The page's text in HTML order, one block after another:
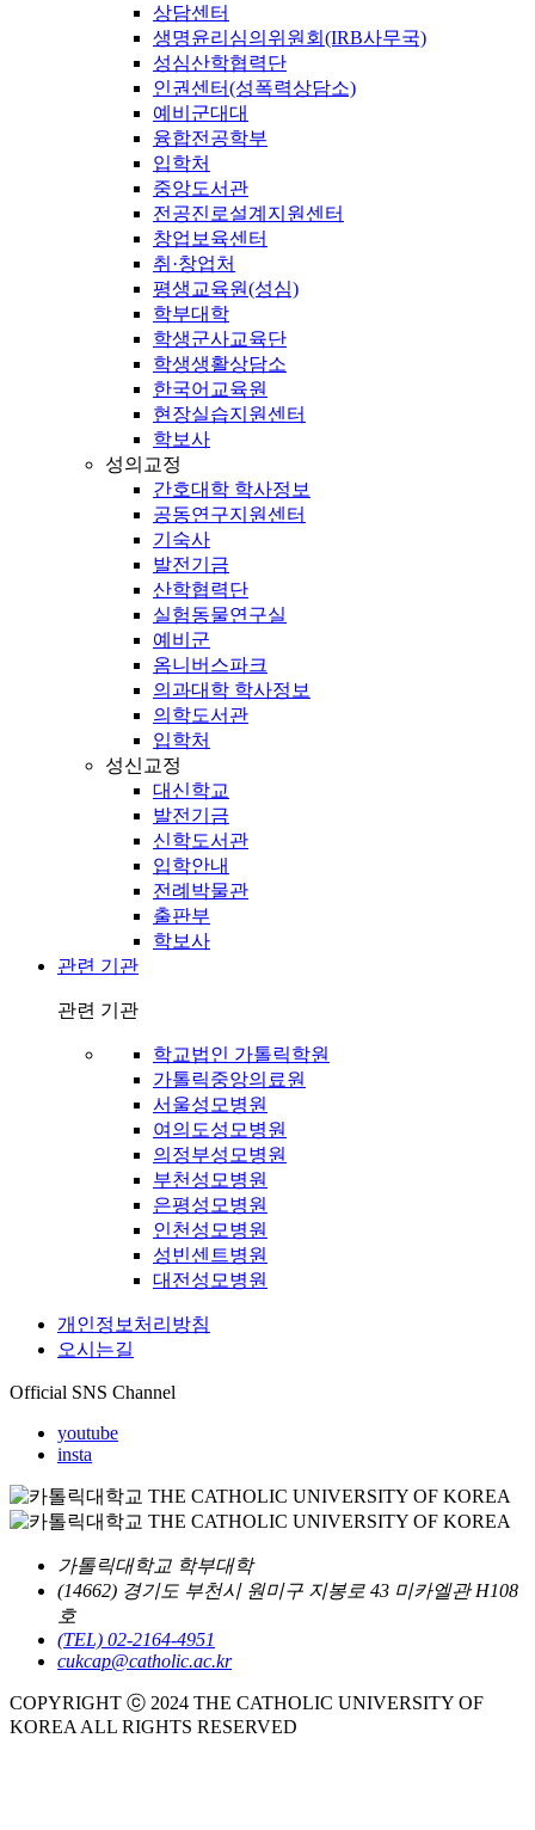
상담센터
생명윤리심의위원회(IRB사무국)
성심산학협력단
인권센터(성폭력상담소)
예비군대대
융합전공학부
입학처
중앙도서관
전공진로설계지원센터
창업보육센터
취·창업처
평생교육원(성심)
학부대학
학생군사교육단
학생생활상담소
한국어교육원
현장실습지원센터
학보사
성의교정
간호대학 학사정보
공동연구지원센터
기숙사
발전기금
산학협력단
실험동물연구실
예비군
옴니버스파크
의과대학 학사정보
의학도서관
입학처
성신교정
대신학교
발전기금
신학도서관
입학안내
전례박물관
출판부
학보사
관련 기관
관련 기관
학교법인 가톨릭학원
가톨릭중앙의료원
서울성모병원
여의도성모병원
의정부성모병원
부천성모병원
은평성모병원
인천성모병원
성빈센트병원
대전성모병원
개인정보처리방침
오시는길
Official SNS Channel
youtube
insta
가톨릭대학교 학부대학
(14662) 경기도 부천시 원미구 지봉로 43 미카엘관 H108
호
(TEL) 02-2164-4951
cukcap@catholic.ac.kr
COPYRIGHT ⓒ 2024 THE CATHOLIC UNIVERSITY OF
KOREA ALL RIGHTS RESERVED